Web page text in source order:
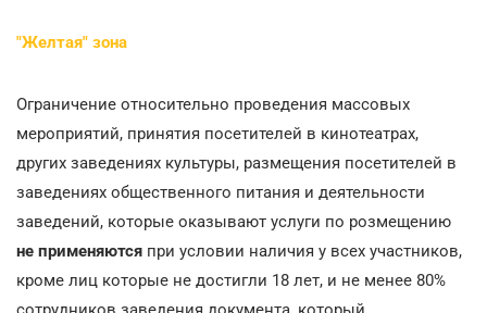
"Желтая" зона
Ограничение относительно проведения массовых
мероприятий, принятия посетителей в кинотеатрах,
других заведениях культуры, размещения посетителей в
заведениях общественного питания и деятельности
заведений, которые оказывают услуги по розмещению
не применяются при условии наличия у всех участников,
кроме лиц которые не достигли 18 лет, и не менее 80%